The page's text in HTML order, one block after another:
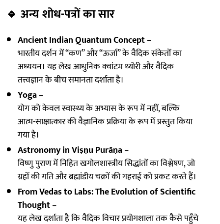
🔹 अन्य शोध-पत्रों का सार
Ancient Indian Quantum Concept–
भारतीय दर्शन में “कण” और “ऊर्जा” के वैदिक संकेतों का
अध्ययन। यह लेख आधुनिक क्वांटम थ्योरी और वैदिक
तत्त्वज्ञान के बीच समानता दर्शाता है।
Yoga–
योग को केवल स्वास्थ्य के अभ्यास के रूप में नहीं, बल्कि
आत्म-साक्षात्कार की वैज्ञानिक प्रक्रिया के रूप में प्रस्तुत किया
गया है।
Astronomy in Viṣṇu Purāṇa–
विष्णु पुराण में निहित खगोलशास्त्रीय सिद्धांतों का विश्लेषण, जो
ग्रहों की गति और ब्रह्मांडीय चक्रों की गहराई को प्रकट करते हैं।
From Vedas to Labs: The Evolution of Scientific
Thought–
यह लेख दर्शाता है कि वैदिक विचार प्रयोगशाला तक कैसे पहुँचे